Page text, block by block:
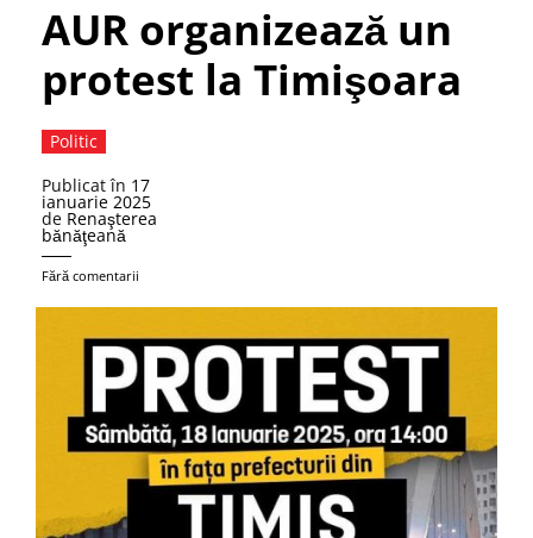
AUR organizează un
protest la Timişoara
Politic
Publicat în 17
ianuarie 2025
de Renaşterea
bănăţeană
Fără comentarii